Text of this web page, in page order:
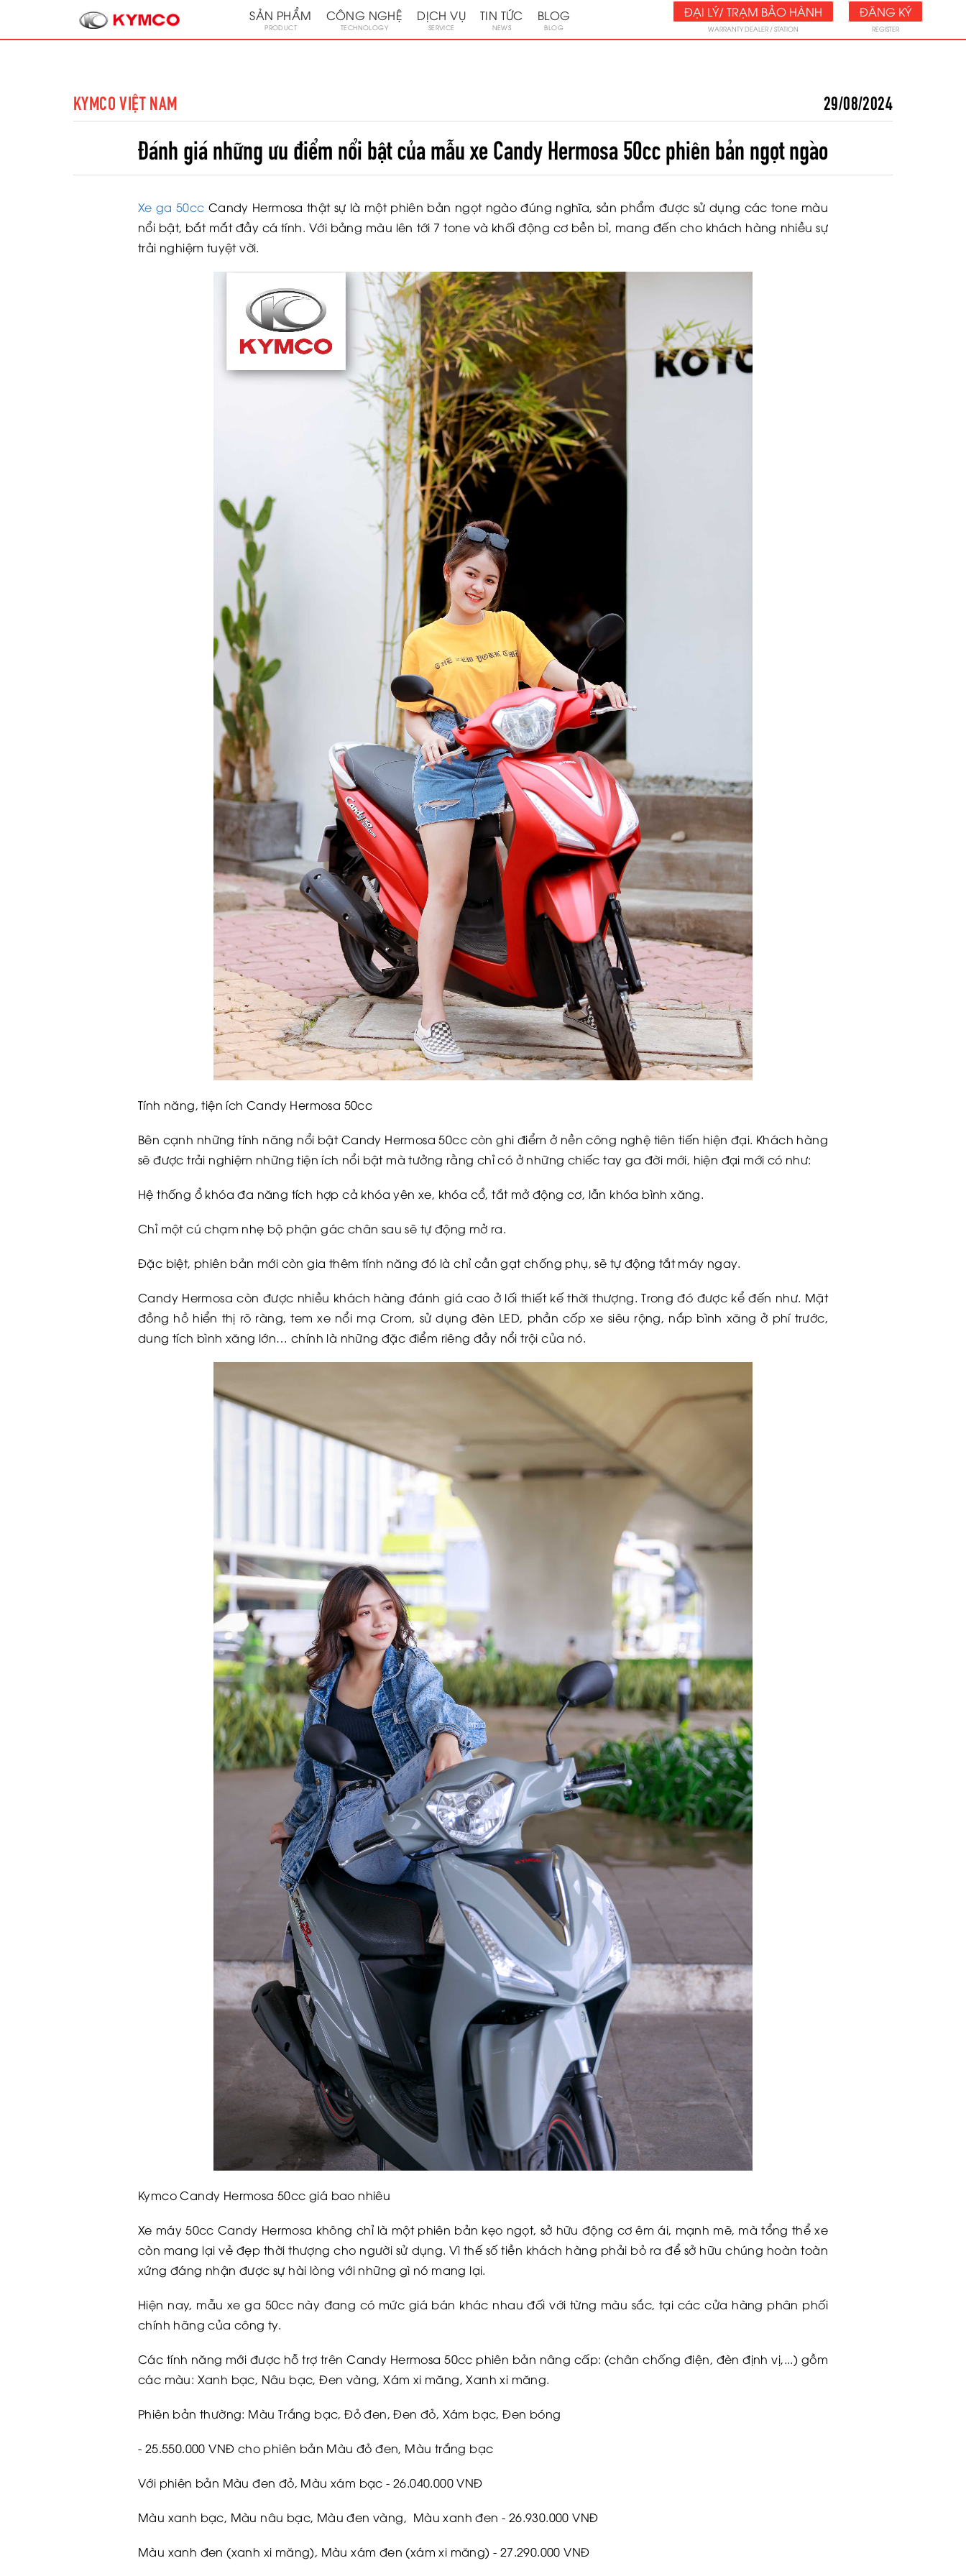
SẢN PHẨM
PRODUCT
CÔNG NGHỆ
TECHNOLOGY
DỊCH VỤ
SERVICE
TIN TỨC
NEWS
BLOG
BLOG
ĐẠI LÝ/ TRẠM BẢO HÀNH
WARRANTY DEALER / STATION
ĐĂNG KÝ
REGISTER
KYMCO VIỆT NAM 29/08/2024
Đánh giá những ưu điểm nổi bật của mẫu xe Candy Hermosa 50cc phiên bản ngọt ngào
Xe ga 50cc Candy Hermosa thật sự là một phiên bản ngọt ngào đúng nghĩa, sản phẩm được sử dụng các tone màu
nổi bật, bắt mắt đầy cá tính. Với bảng màu lên tới 7 tone và khối động cơ bền bỉ, mang đến cho khách hàng nhiều sự
trải nghiệm tuyệt vời.
Tính năng, tiện ích Candy Hermosa 50cc
Bên cạnh những tính năng nổi bật Candy Hermosa 50cc còn ghi điểm ở nền công nghệ tiên tiến hiện đại. Khách hàng
sẽ được trải nghiệm những tiện ích nổi bật mà tưởng rằng chỉ có ở những chiếc tay ga đời mới, hiện đại mới có như:
Hệ thống ổ khóa đa năng tích hợp cả khóa yên xe, khóa cổ, tắt mở động cơ, lẫn khóa bình xăng.
Chỉ một cú chạm nhẹ bộ phận gác chân sau sẽ tự động mở ra.
Đặc biệt, phiên bản mới còn gia thêm tính năng đó là chỉ cần gạt chống phụ, sẽ tự động tắt máy ngay.
Candy Hermosa còn được nhiều khách hàng đánh giá cao ở lối thiết kế thời thượng. Trong đó được kể đến như. Mặt
đồng hồ hiển thị rõ ràng, tem xe nổi mạ Crom, sử dụng đèn LED, phần cốp xe siêu rộng, nắp bình xăng ở phí trước,
dung tích bình xăng lớn… chính là những đặc điểm riêng đầy nổi trội của nó.
Kymco Candy Hermosa 50cc giá bao nhiêu
Xe máy 50cc Candy Hermosa không chỉ là một phiên bản kẹo ngọt, sở hữu động cơ êm ái, mạnh mẽ, mà tổng thể xe
còn mang lại vẻ đẹp thời thượng cho người sử dụng. Vì thế số tiền khách hàng phải bỏ ra để sở hữu chúng hoàn toàn
xứng đáng nhận được sự hài lòng với những gì nó mang lại.
Hiện nay, mẫu xe ga 50cc này đang có mức giá bán khác nhau đối với từng màu sắc, tại các cửa hàng phân phối
chính hãng của công ty.
Các tính năng mới được hỗ trợ trên Candy Hermosa 50cc phiên bản nâng cấp: (chân chống điện, đèn định vị,...) gồm
các màu: Xanh bạc, Nâu bạc, Đen vàng, Xám xi măng, Xanh xi măng.
Phiên bản thường: Màu Trắng bạc, Đỏ đen, Đen đỏ, Xám bạc, Đen bóng
- 25.550.000 VNĐ cho phiên bản Màu đỏ đen, Màu trắng bạc
Với phiên bản Màu đen đỏ, Màu xám bạc - 26.040.000 VNĐ
Màu xanh bạc, Màu nâu bạc, Màu đen vàng, Màu xanh đen - 26.930.000 VNĐ
Màu xanh đen (xanh xi măng), Màu xám đen (xám xi măng) - 27.290.000 VNĐ